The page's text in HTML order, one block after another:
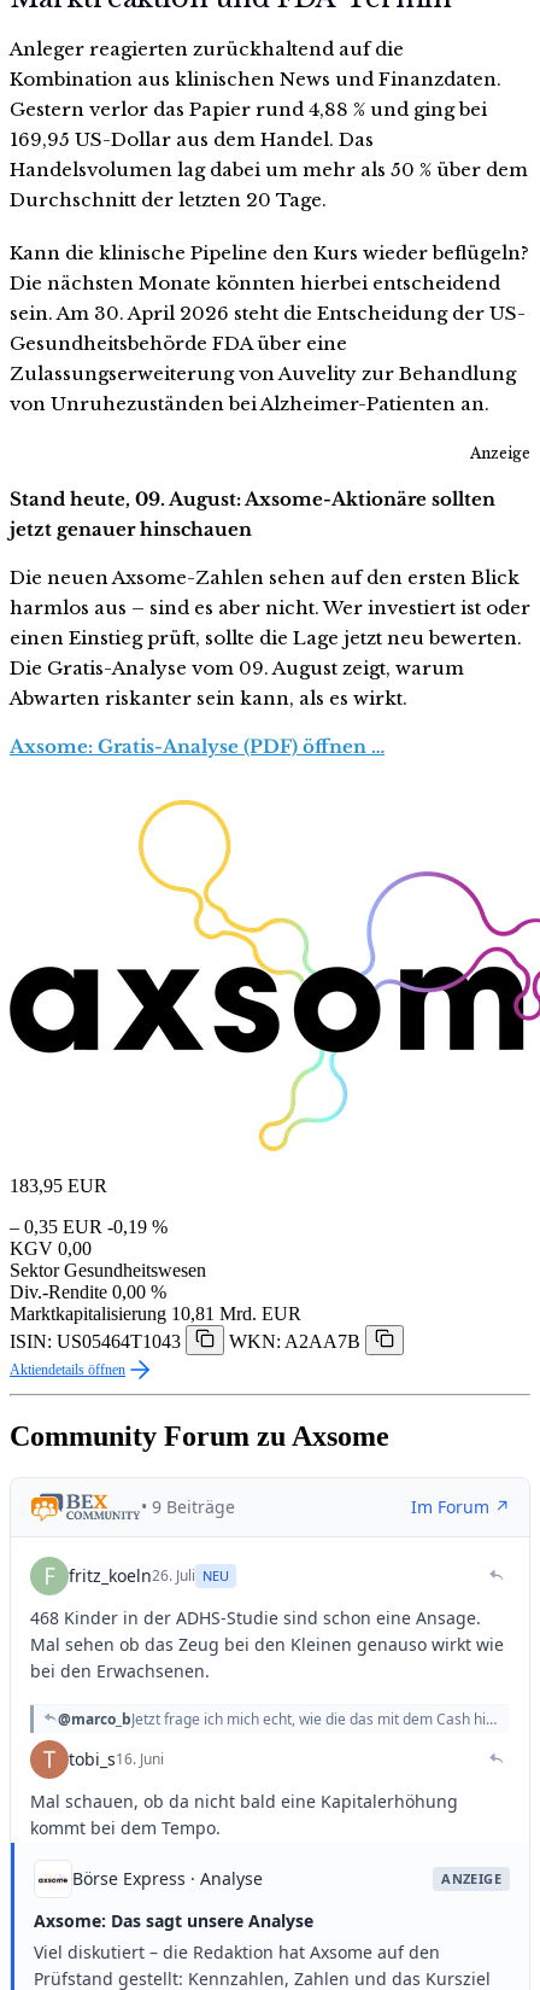
Anleger reagierten zurückhaltend auf die
Kombination aus klinischen News und Finanzdaten.
Gestern verlor das Papier rund 4,88 % und ging bei
169,95 US-Dollar aus dem Handel. Das
Handelsvolumen lag dabei um mehr als 50 % über dem
Durchschnitt der letzten 20 Tage.
Kann die klinische Pipeline den Kurs wieder beflügeln?
Die nächsten Monate könnten hierbei entscheidend
sein. Am 30. April 2026 steht die Entscheidung der US-
Gesundheitsbehörde FDA über eine
Zulassungserweiterung von Auvelity zur Behandlung
von Unruhezuständen bei Alzheimer-Patienten an.
Anzeige
Stand heute, 09. August: Axsome-Aktionäre sollten
jetzt genauer hinschauen
Die neuen Axsome-Zahlen sehen auf den ersten Blick
harmlos aus – sind es aber nicht. Wer investiert ist oder
einen Einstieg prüft, sollte die Lage jetzt neu bewerten.
Die Gratis-Analyse vom 09. August zeigt, warum
Abwarten riskanter sein kann, als es wirkt.
Axsome: Gratis-Analyse (PDF) öffnen …
183,95 EUR
– 0,35 EUR -0,19 %
KGV 0,00
Sektor Gesundheitswesen
Div.-Rendite 0,00 %
Marktkapitalisierung 10,81 Mrd. EUR
ISIN: US05464T1043
WKN: A2AA7B
Aktiendetails öffnen
Community Forum zu Axsome